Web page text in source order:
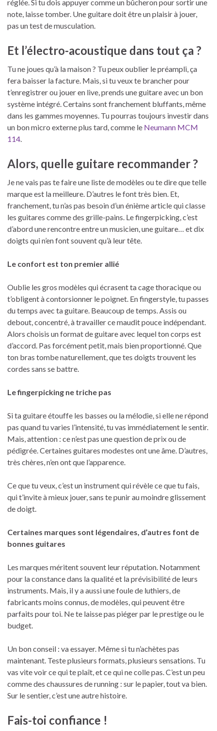
réglée. Si tu dois appuyer comme un bûcheron pour sortir une
note, laisse tomber. Une guitare doit être un plaisir à jouer,
pas un test de musculation.
Et l’électro-acoustique dans tout ça ?
Tu ne joues qu’à la maison ? Tu peux oublier le préampli, ça
fera baisser la facture. Mais, si tu veux te brancher pour
t’enregistrer ou jouer en live, prends une guitare avec un bon
système intégré. Certains sont franchement bluffants, même
dans les gammes moyennes. Tu pourras toujours investir dans
un bon micro externe plus tard, comme le Neumann MCM
114
Alors, quelle guitare recommander ?
Je ne vais pas te faire une liste de modèles ou te dire que telle
marque est la meilleure. D’autres le font très bien. Et,
franchement, tu n’as pas besoin d’un énième article qui classe
les guitares comme des grille-pains. Le fingerpicking, c’est
d’abord une rencontre entre un musicien, une guitare… et dix
doigts qui n’en font souvent qu’à leur tête.
Le confort est ton premier allié
Oublie les gros modèles qui écrasent ta cage thoracique ou
t’obligent à contorsionner le poignet. En fingerstyle, tu passes
du temps avec ta guitare. Beaucoup de temps. Assis ou
debout, concentré, à travailler ce maudit pouce indépendant.
Alors choisis un format de guitare avec lequel ton corps est
d’accord. Pas forcément petit, mais bien proportionné. Que
ton bras tombe naturellement, que tes doigts trouvent les
cordes sans se battre.
Le fingerpicking ne triche pas
Si ta guitare étouffe les basses ou la mélodie, si elle ne répond
pas quand tu varies l’intensité, tu vas immédiatement le sentir.
Mais, attention : ce n’est pas une question de prix ou de
pédigrée. Certaines guitares modestes ont une âme. D’autres,
très chères, n’en ont que l’apparence.
Ce que tu veux, c’est un instrument qui révèle ce que tu fais,
qui t’invite à mieux jouer, sans te punir au moindre glissement
de doigt.
Certaines marques sont légendaires, d’autres font de
bonnes guitares
Les marques méritent souvent leur réputation. Notamment
pour la constance dans la qualité et la prévisibilité de leurs
instruments. Mais, il y a aussi une foule de luthiers, de
fabricants moins connus, de modèles, qui peuvent être
parfaits pour toi. Ne te laisse pas piéger par le prestige ou le
budget.
Un bon conseil : va essayer. Même si tu n’achètes pas
maintenant. Teste plusieurs formats, plusieurs sensations. Tu
vas vite voir ce qui te plaît, et ce qui ne colle pas. C’est un peu
comme des chaussures de running : sur le papier, tout va bien.
Sur le sentier, c’est une autre histoire.
Fais-toi confiance !